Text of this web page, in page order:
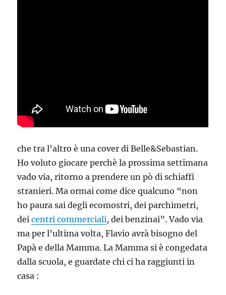
che tra l’altro è una cover di Belle&Sebastian.
Ho voluto giocare perchè la prossima settimana
vado via, ritorno a prendere un pò di schiaffi
stranieri. Ma ormai come dice qualcuno “non
ho paura sai degli ecomostri, dei parchimetri,
deicentri commerciali, dei benzinai”. Vado via
ma per l’ultima volta, Flavio avrà bisogno del
Papà e della Mamma. La Mamma si è congedata
dalla scuola, e guardate chi ci ha raggiunti in
casa :